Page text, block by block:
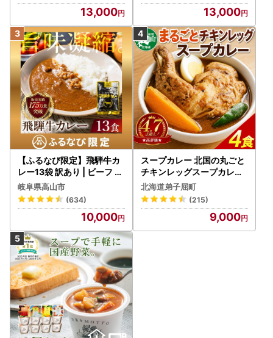
13,000 13,000
【ふるなび限定】飛騨牛カ
レー13袋 訳あり | ビーフ レ
トルト 訳あり DC006-CP
01 FN-Limited-VO
岐阜県高山市
(634)
10,000
スープカレー 北国の丸ごと
チキンレッグスープカレー
4個 3739
北海道弟子屈町
(215)
9,000